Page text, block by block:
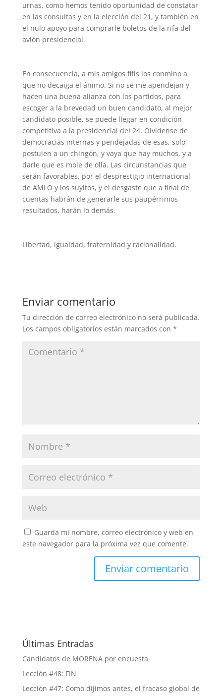
urnas, como hemos tenido oportunidad de constatar
en las consultas y en la elección del 21, y también en
el nulo apoyo para comprarle boletos de la rifa del
avión presidencial.
En consecuencia, a mis amigos fifís los conmino a
que no decaiga el ánimo. Si no se me apendejan y
hacen una buena alianza con los partidos, para
escoger a la brevedad un buen candidato, al mejor
candidato posible, se puede llegar en condición
competitiva a la presidencial del 24. Olvídense de
democracias internas y pendejadas de esas, solo
postulen a un chingón, y vaya que hay muchos, y a
darle que es mole de olla. Las circunstancias que
serán favorables, por el desprestigio internacional
de AMLO y los suyitos, y el desgaste que a final de
cuentas habrán de generarle sus paupérrimos
resultados, harán lo demás.
Libertad, igualdad, fraternidad y racionalidad.
Enviar comentario
Tu dirección de correo electrónico no será publicada.
Los campos obligatorios están marcados con *
Guarda mi nombre, correo electrónico y web en
este navegador para la próxima vez que comente.
Últimas Entradas
Candidatos de MORENA por encuesta
Lección #48: FIN
Lección #47: Como dijimos antes, el fracaso global de